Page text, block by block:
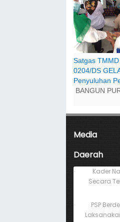
Satgas
0204/DS
Penyuluhan
BANGUN
Media
Daerah
Kader
Secara
PSP